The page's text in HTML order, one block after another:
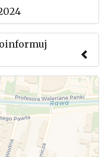
informację o